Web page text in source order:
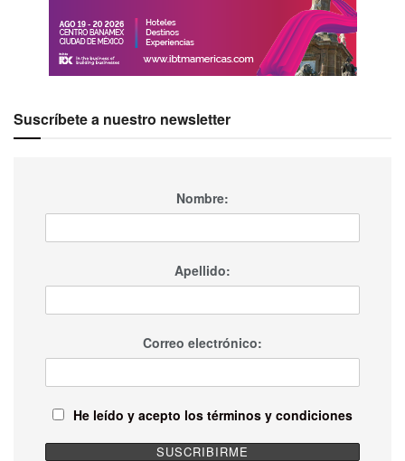
Suscríbete a nuestro newsletter
Nombre:
Apellido:
Correo electrónico:
He leído y acepto los términos y condiciones